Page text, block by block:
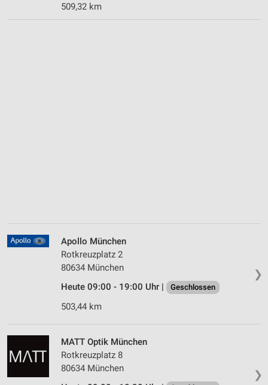
509,32 km
❯
Apollo München
Rotkreuzplatz 2
80634 München
Heute 09:00 - 19:00 Uhr |
Geschlossen
503,44 km
❯
MATT Optik München
Rotkreuzplatz 8
80634 München